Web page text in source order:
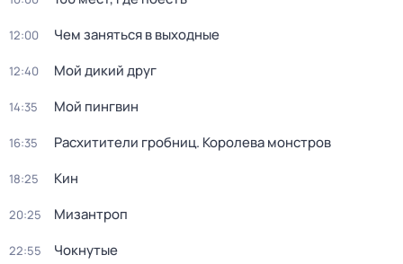
12:00 Чем заняться в выходные
12:40 Мой дикий друг
14:35 Мой пингвин
16:35 Расхитители гробниц. Королева монстров
18:25 Кин
20:25 Мизантроп
22:55 Чокнутые